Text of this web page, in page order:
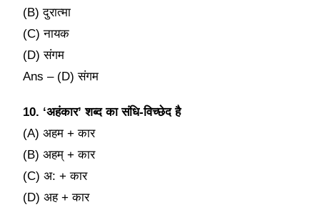
(B) दुरात्मा
(C) नायक
(D) संगम
Ans – (D) संगम
10. ‘अहंकार’ शब्द का संधि-विच्छेद है
(A) अहम + कार
(B) अहम् + कार
(C) अ: + कार
(D) अह + कार